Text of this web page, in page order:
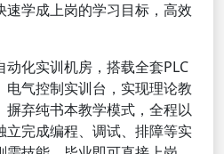
学成上岗的学习目标，高效
化实训机房，搭载全套PLC
电气控制实训台，实现理论教
弃纯书本教学模式，全程以
立完成编程、调试、排障等实